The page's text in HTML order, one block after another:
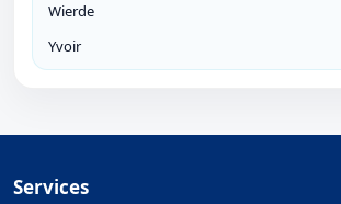
Wierde
Yvoir
Services